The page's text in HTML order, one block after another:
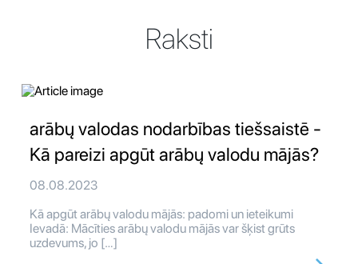
Raksti
arābų valodas nodarbības tiešsaistē -
Kā pareizi apgūt arābų valodu mājās?
08.08.2023
Kā apgūt arābų valodu mājās: padomi un ieteikumi
Ievadā: Mācīties arābų valodu mājās var šķist grūts
uzdevums, jo […]